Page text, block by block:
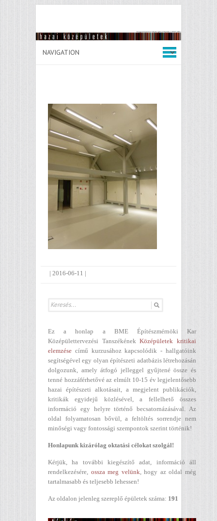
| 2016-06-11 |
Ez a honlap a BME Építészmérnöki Kar
Középülettervezési TanszékénekKözépületek kritikai
elemzése című kurzusához kapcsolódik - hallgatóink
segítségével egy olyan építészeti adatbázis létrehozásán
dolgozunk, amely átfogó jelleggel gyűjtené össze és
tenné hozzáférhetővé az elmúlt 10-15 év legjelentősebb
hazai építészeti alkotásait, a megjelent publikációk,
kritikák egyidejű közlésével, a fellelhető összes
információ egy helyre történő becsatornázásával. Az
oldal folyamatosan bővül, a feltöltés sorrendje nem
minőségi vagy fontossági szempontok szerint történik!
Honlapunk kizárólag oktatási célokat szolgál!
Kérjük, ha további kiegészítő adat, információ áll
rendelkezésére, ossza meg velünk , hogy az oldal még
tartalmasabb és teljesebb lehessen!
Az oldalon jelenleg szereplő épületek száma: 191